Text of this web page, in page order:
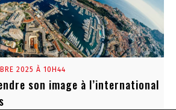
2025 À 10H44
son image à l’international